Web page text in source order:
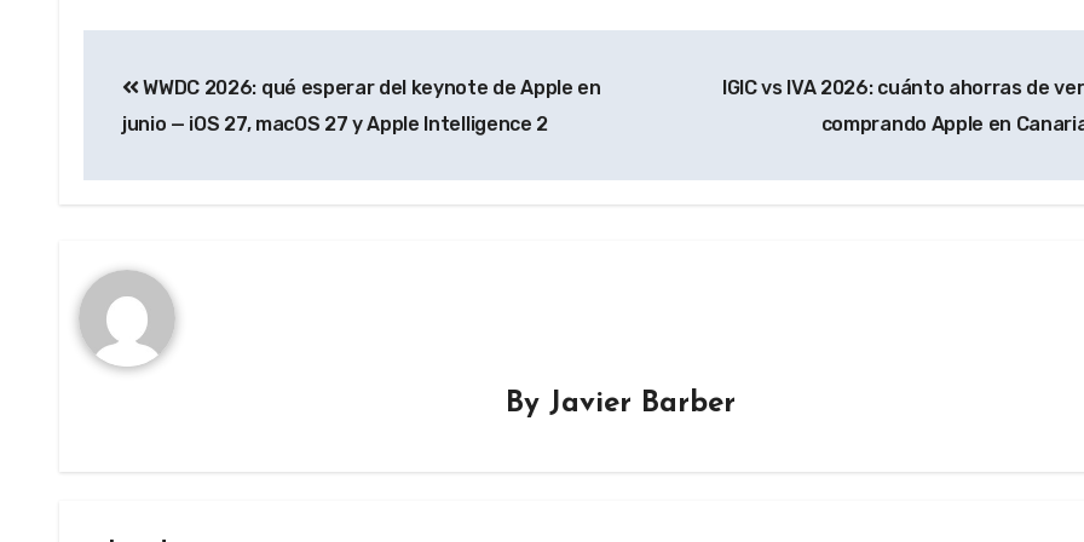
navigation
WWDC 2026: qué esperar del keynote de Apple en
junio — iOS 27, macOS 27 y Apple Intelligence 2
IGIC vs IVA 2026: cuánto ahorras de
comprando Apple en
ByJavier Barber